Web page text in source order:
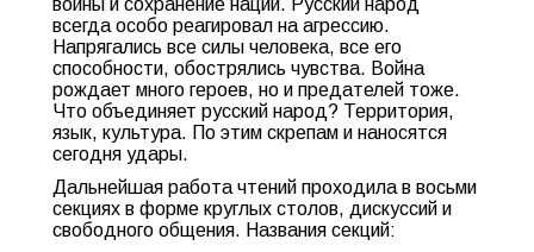
войны и сохранение нации. Русский народ
всегда особо реагировал на агрессию.
Напрягались все силы человека, все его
способности, обострялись чувства. Война
рождает много героев, но и предателей тоже.
Что объединяет русский народ? Территория,
язык, культура. По этим скрепам и наносятся
сегодня удары.
Дальнейшая работа чтений проходила в восьми
секциях в форме круглых столов, дискуссий и
свободного общения. Названия секций: